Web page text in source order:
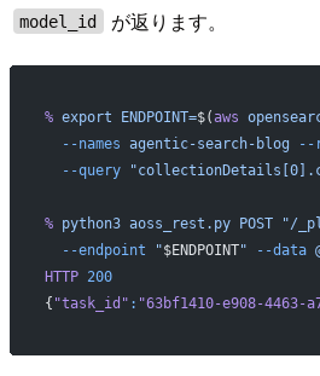
model_id が返ります。
% export ENDPOINT=$(aws
  --names
agentic-search-blog --
  --query
% python3 aoss_rest.py POST "/
  --endpoint
"$ENDPOINT" --data
HTTP 200
{ "task_id" : "63bf1410-e908-4463-